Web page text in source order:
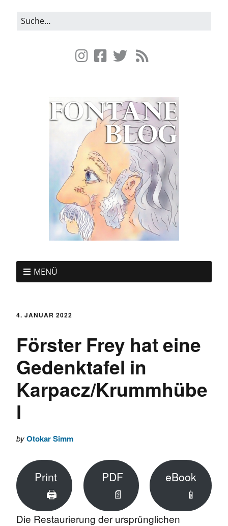
MENÜ
4. JANUAR 2022
Förster Frey hat eine
Gedenktafel in
Karpacz/Krummhübe
l
byOtokar Simm
Print
🖨
PDF
📄
eBook
📱
Die Restaurierung der ursprünglichen